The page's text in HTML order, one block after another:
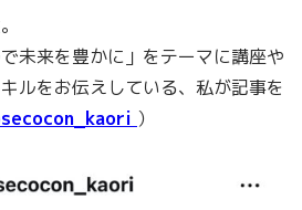
未来を豊かに」をテーマに講座や
ルをお伝えしている、私が記事を
）